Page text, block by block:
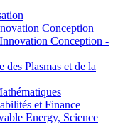
Conception
Conception -
Plasmas et de la
et Finance
Energy, Science